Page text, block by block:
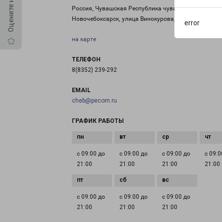
error
Россия, Чувашская Республика чувашия, город
Новочебоксарск, улица Винокурова, дом 99
на карте
ТЕЛЕФОН
8(8352) 239-292
EMAIL
cheb@pecom.ru
ГРАФИК РАБОТЫ
с 09:00 до
21:00
с 09:00 до
21:00
с 09:00 до
21:00
с
21:00
с 09:00 до
21:00
с 09:00 до
21:00
с 09:00 до
21:00